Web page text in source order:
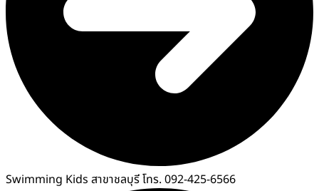
Swimming Kids สาขาชลบุรี โทร. 092-425-6566